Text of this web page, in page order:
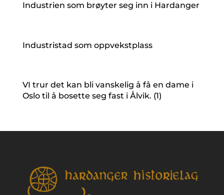
Industrien som brøyter seg inn i Hardanger
Industristad som oppvekstplass
VI trur det kan bli vanskelig å få en dame i
Oslo til å bosette seg fast i Ålvik. (1)